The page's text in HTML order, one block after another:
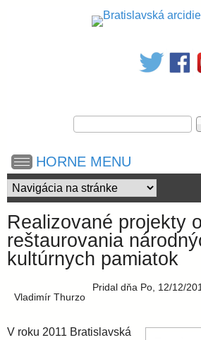
Skočiť
t
i
s
a
V
y
ľ
a
d
v
a
n
H
ľ
d
a
ť
HORNE MENU
Realizované projekty
reštaurovania
kultúrnych pamiatok
Pridal
Vladimír Thurzo
dňa Po, 12/12/
V roku 2011 Bratislavská